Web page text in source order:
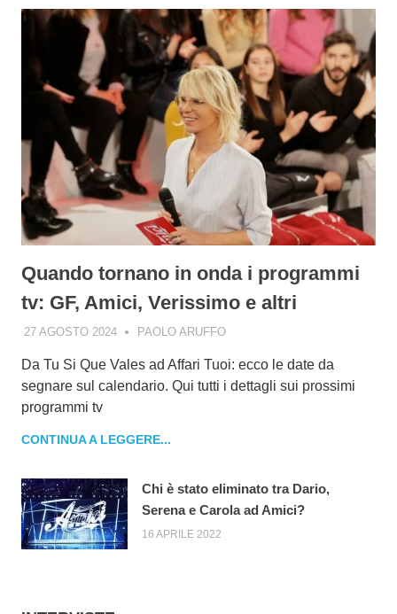
Quando tornano in onda i programmi
tv: GF, Amici, Verissimo e altri
27 AGOSTO 2024 PAOLO ARUFFO
Da Tu Si Que Vales ad Affari Tuoi: ecco le date da
segnare sul calendario. Qui tutti i dettagli sui prossimi
programmi tv
CONTINUA A LEGGERE...
Chi è stato eliminato tra Dario,
Serena e Carola ad Amici?
16 APRILE 2022